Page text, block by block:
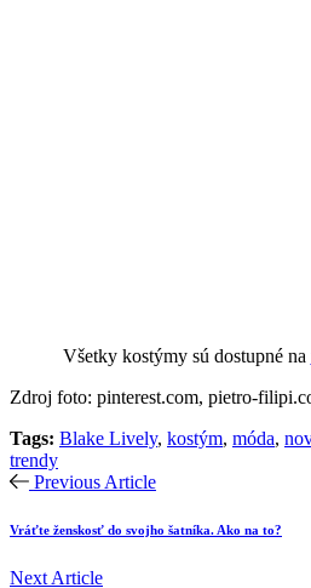
Všetky kostýmy sú dostupné na
Zdroj foto: pinterest.com, pietro-
Tags: Blake Lively, kostým, móda,
trendy
Previous Article
Vráťte ženskosť do svojho šatníka. Ako na to?
Next Article